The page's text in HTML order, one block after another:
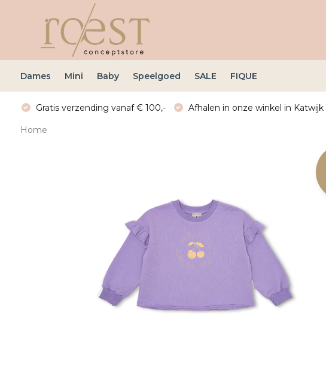
Dames Mini Baby Speelgoed SALE FIQUE
Gratis verzending vanaf € 100,- Afhalen in onze winkel in Katwijk
Home